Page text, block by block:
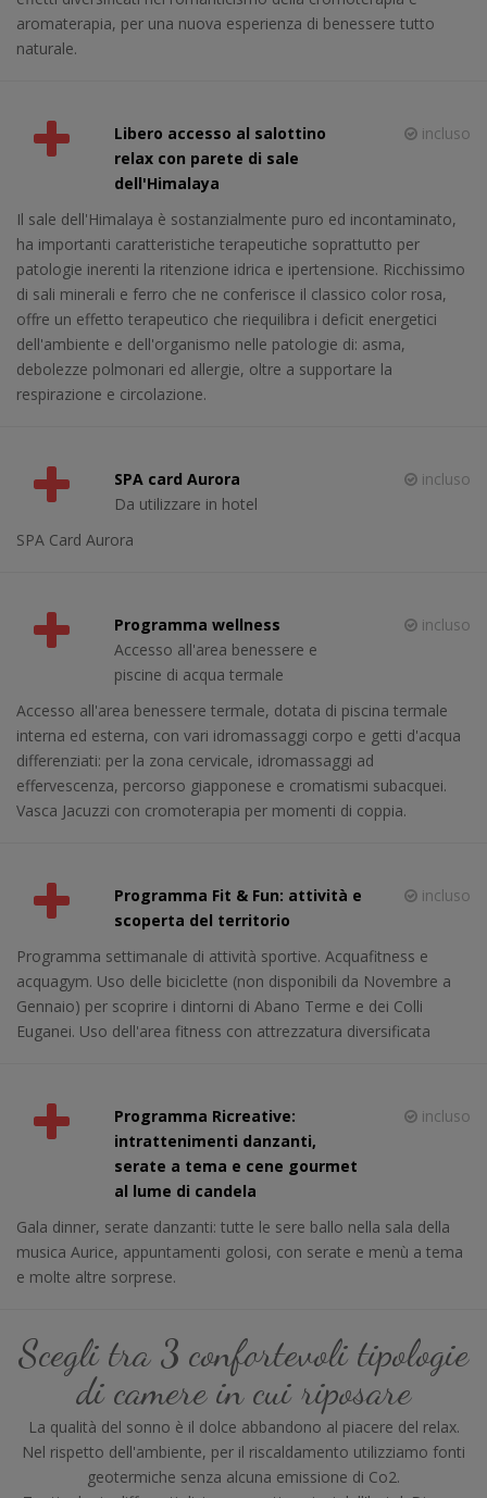
aromaterapia, per una nuova esperienza di benessere tutto
naturale.
Libero accesso al salottino
relax con parete di sale
dell'Himalaya
incluso
Il sale dell'Himalaya è sostanzialmente puro ed incontaminato,
ha importanti caratteristiche terapeutiche soprattutto per
patologie inerenti la ritenzione idrica e ipertensione. Ricchissimo
di sali minerali e ferro che ne conferisce il classico color rosa,
offre un effetto terapeutico che riequilibra i deficit energetici
dell'ambiente e dell'organismo nelle patologie di: asma,
debolezze polmonari ed allergie, oltre a supportare la
respirazione e circolazione.
SPA card Aurora
Da utilizzare in hotel
incluso
SPA Card Aurora
Programma wellness
Accesso all'area benessere e
piscine di acqua termale
incluso
Accesso all'area benessere termale, dotata di piscina termale
interna ed esterna, con vari idromassaggi corpo e getti d'acqua
differenziati: per la zona cervicale, idromassaggi ad
effervescenza, percorso giapponese e cromatismi subacquei.
Vasca Jacuzzi con cromoterapia per momenti di coppia.
Programma Fit & Fun: attività e
scoperta del territorio
incluso
Programma settimanale di attività sportive. Acquafitness e
acquagym. Uso delle biciclette (non disponibili da Novembre a
Gennaio) per scoprire i dintorni di Abano Terme e dei Colli
Euganei. Uso dell'area fitness con attrezzatura diversificata
Programma Ricreative:
intrattenimenti danzanti,
serate a tema e cene gourmet
al lume di candela
incluso
Gala dinner, serate danzanti: tutte le sere ballo nella sala della
musica Aurice, appuntamenti golosi, con serate e menù a tema
e molte altre sorprese.
Scegli tra 3 confortevoli tipologie
di camere in cui riposare
La qualità del sonno è il dolce abbandono al piacere del relax.
Nel rispetto dell'ambiente, per il riscaldamento utilizziamo fonti
geotermiche senza alcuna emissione di Co2.